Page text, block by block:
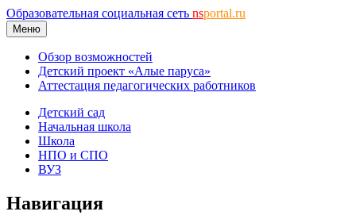
Образовательная социальная сеть nsportal.ru
Меню
Обзор возможностей
Детский проект «Алые паруса»
Аттестация педагогических работников
Детский сад
Начальная школа
Школа
НПО и СПО
ВУЗ
Навигация